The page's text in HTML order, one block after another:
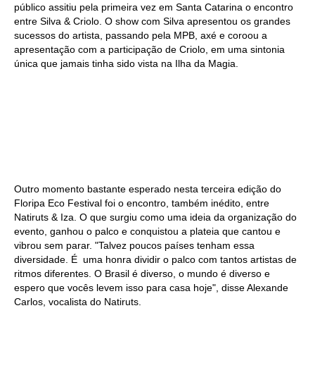
público assitiu pela primeira vez em Santa Catarina o encontro
entre Silva & Criolo. O show com Silva apresentou os grandes
sucessos do artista, passando pela MPB, axé e coroou a
apresentação com a participação de Criolo, em uma sintonia
única que jamais tinha sido vista na Ilha da Magia.
Outro momento bastante esperado nesta terceira edição do
Floripa Eco Festival foi o encontro, também inédito, entre
Natiruts & Iza. O que surgiu como uma ideia da organização do
evento, ganhou o palco e conquistou a plateia que cantou e
vibrou sem parar. "Talvez poucos países tenham essa
diversidade. É uma honra dividir o palco com tantos artistas de
ritmos diferentes. O Brasil é diverso, o mundo é diverso e
espero que vocês levem isso para casa hoje", disse Alexande
Carlos, vocalista do Natiruts.